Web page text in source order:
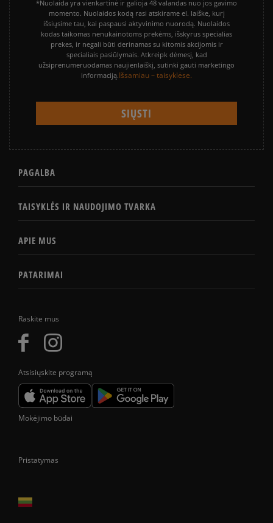
Raskite mus
Atsisiųskite programą
*Nuolaida yra vienkartinė ir galioja 48 valandas nuo jos gavimo
momento. Nuolaidos kodą rasi atskirame el. laiške, kurį
išsiųsime tau, kai paspausi aktyvinimo nuorodą. Nuolaidos
kodas taikomas nenukainotoms prekėms, išskyrus specialias
prekes, ir negali būti derinamas su kitomis akcijomis ir
specialiais pasiūlymais. Atkreipk dėmesį, kad
užsiprenumeruodamas naujienlaiškį, sutinki gauti marketingo
informaciją.Išsamiau – taisyklėse.
PAGALBA
TAISYKLĖS IR NAUDOJIMO TVARKA
APIE MUS
PATARIMAI
Mokėjimo būdai
Pristatymas